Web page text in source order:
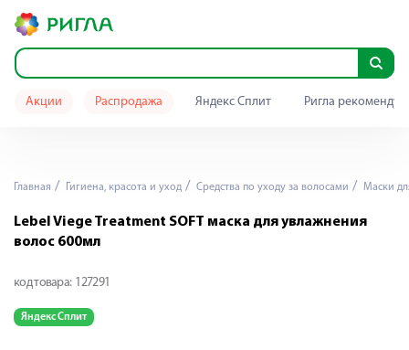
Акции Распродажа Яндекс Сплит Ригла
Главная Гигиена, красота и уход Средства по уходу за волосами Маски
Lebel Viege Treatment SOFT маска для увлажнения
волос 600мл
код товара: 127291
Яндекс Сплит